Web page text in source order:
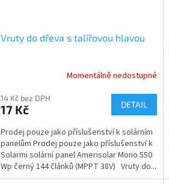
Vruty do dřeva s talířovou hlavou
Momentálně nedostupné
14 Kč bez DPH
17 Kč DETAIL
Prodej pouze jako příslušenství k solárním
panelům Prodej pouze jako příslušenství k
Solarmi solární panel Amerisolar Mono 550
Wp černý 144 článků (MPPT 38V) Vruty do...